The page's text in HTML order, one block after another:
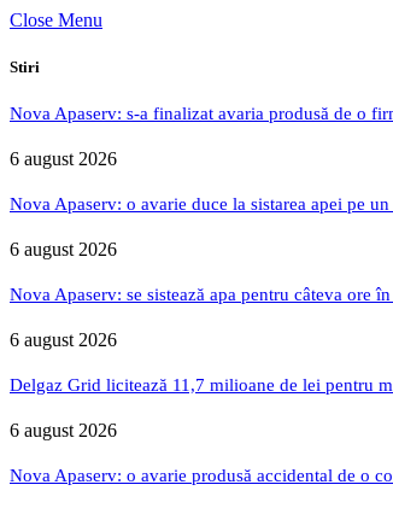
Close Menu
Stiri
Nova Apaserv: s-a finalizat avaria produsă de o
6 august 2026
Nova Apaserv: o avarie duce la sistarea apei pe
6 august 2026
Nova Apaserv: se sistează apa pentru câteva ore
6 august 2026
Delgaz Grid licitează 11,7 milioane de lei pentru
6 august 2026
Nova Apaserv: o avarie produsă accidental de o